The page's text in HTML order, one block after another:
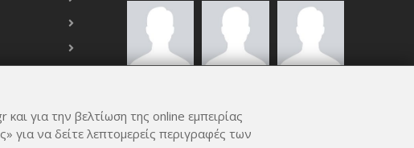
για την βελτίωση της online εμπειρίας
για να δείτε λεπτομερείς περιγραφές των